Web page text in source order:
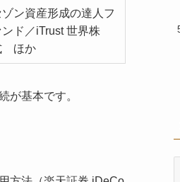
ゾン資産形成の達人フ
ンド／iTrust 世界株
ほか
が基本です。